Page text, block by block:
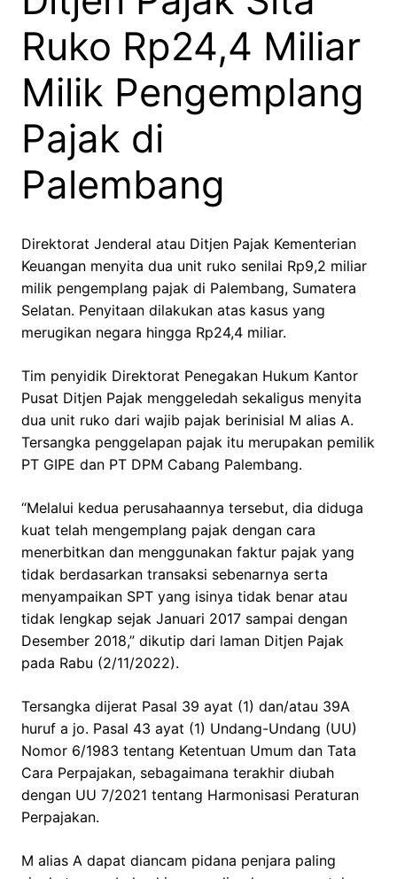
Ruko Rp24,4 Miliar
Milik Pengemplang
Pajak di
Palembang
Direktorat Jenderal atau Ditjen Pajak Kementerian
Keuangan menyita dua unit ruko senilai Rp9,2 miliar
milik pengemplang pajak di Palembang, Sumatera
Selatan. Penyitaan dilakukan atas kasus yang
merugikan negara hingga Rp24,4 miliar.
Tim penyidik Direktorat Penegakan Hukum Kantor
Pusat Ditjen Pajak menggeledah sekaligus menyita
dua unit ruko dari wajib pajak berinisial M alias A.
Tersangka penggelapan pajak itu merupakan pemilik
PT GIPE dan PT DPM Cabang Palembang.
“Melalui kedua perusahaannya tersebut, dia diduga
kuat telah mengemplang pajak dengan cara
menerbitkan dan menggunakan faktur pajak yang
tidak berdasarkan transaksi sebenarnya serta
menyampaikan SPT yang isinya tidak benar atau
tidak lengkap sejak Januari 2017 sampai dengan
Desember 2018,” dikutip dari laman Ditjen Pajak
pada Rabu (2/11/2022).
Tersangka dijerat Pasal 39 ayat (1) dan/atau 39A
huruf a jo. Pasal 43 ayat (1) Undang-Undang (UU)
Nomor 6/1983 tentang Ketentuan Umum dan Tata
Cara Perpajakan, sebagaimana terakhir diubah
dengan UU 7/2021 tentang Harmonisasi Peraturan
Perpajakan.
M alias A dapat diancam pidana penjara paling